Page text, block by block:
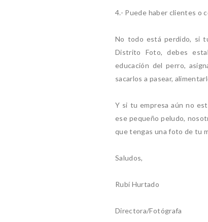
4.- Puede haber clientes o
No todo está perdido, si
Distrito Foto, debes
educación del perro,
sacarlos a pasear,
Y si tu empresa aún no
ese pequeño peludo,
que tengas una foto de tu
Saludos,
Rubí Hurtado
Directora/Fotógrafa